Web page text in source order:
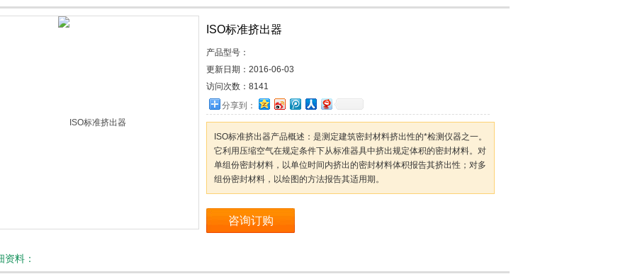
ISO标准挤出器
产品型号：
更新日期： 2016-06-03
访问次数： 8141
分享到：
ISO标准挤出器产品概述：是测定建筑密封材料挤出性的*检测仪器之一。
它利用压缩空气在规定条件下从标准器具中挤出规定体积的密封材料。对
单组份密封材料，以单位时间内挤出的密封材料体积报告其挤出性；对多
组份密封材料，以绘图的方法报告其适用期。
咨询订购
资料：